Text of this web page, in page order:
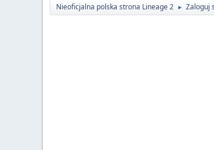
Nieoficjalna polska strona Lineage 2 ► Zaloguj